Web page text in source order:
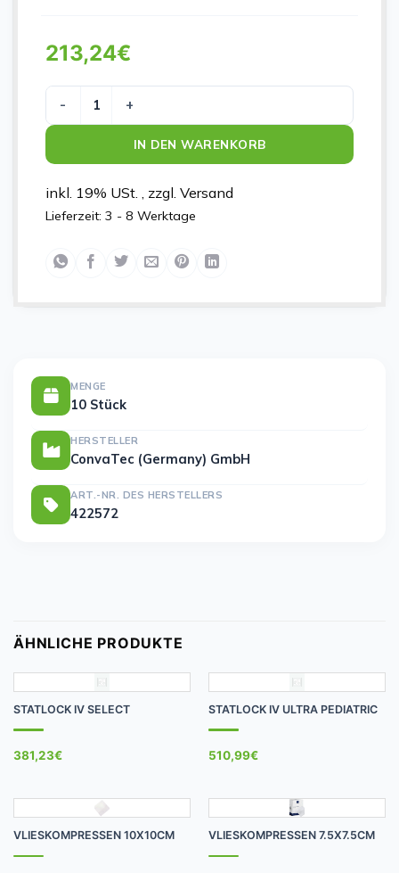
213,24€
CONVAMAX 20X20CM N/AD Menge
IN DEN WARENKORB
inkl. 19% USt. , zzgl. Versand
Lieferzeit: 3 - 8 Werktage
MENGE
10 Stück
HERSTELLER
ConvaTec (Germany) GmbH
ART.-NR. DES HERSTELLERS
422572
ÄHNLICHE PRODUKTE
STATLOCK IV SELECT
381,23€
STATLOCK IV ULTRA PEDIATRIC
510,99€
VLIESKOMPRESSEN 10X10CM VLIESKOMPRESSEN 7.5X7.5CM